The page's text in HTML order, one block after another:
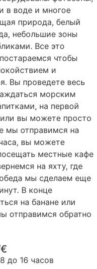
в воде и многое
природа, белый
небольшие зоны
Все это
чтобы
и
Вы проведете весь
морским
на первой
вы можете просто
мы отправимся на
вы можете
местные кафе
на яхту, где
мы сделаем еще
В конце
на банане или
отправимся обратно
до 16 часов